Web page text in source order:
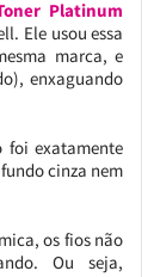
Platinum
Ele usou essa
marca, e
enxaguando
foi exatamente
cinza nem
os fios não
Ou seja,